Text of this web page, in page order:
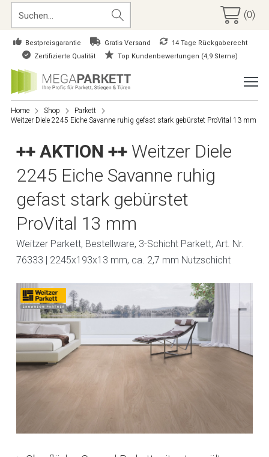
(0)
Bestpreisgarantie Gratis Versand
14 Tage Rückgaberecht
Zertifizierte Qualität
Top Kundenbewertungen (4,9 Sterne)
Home Shop
Parkett
Weitzer Diele 2245 Eiche Savanne ruhig gefast stark gebürstet ProVital 13 mm
++ AKTION ++ Weitzer Diele
2245 Eiche Savanne ruhig
gefast stark gebürstet
ProVital 13 mm
Weitzer Parkett, Bestellware, 3-Schicht Parkett, Art. Nr.
76333 | 2245x193x13 mm, ca. 2,7 mm Nutzschicht